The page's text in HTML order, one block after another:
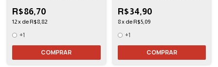
R$86,70
12x de R$8,82
+1
COMPRAR
R$34,90
8x de R$5,09
+1
COMPRAR